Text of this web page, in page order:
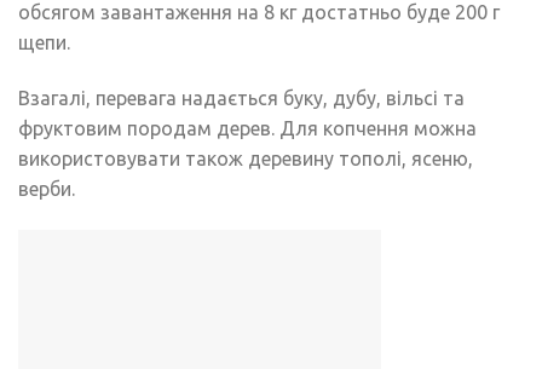
обсягом завантаження на 8 кг достатньо буде 200 г
щепи.
Взагалі, перевага надається буку, дубу, вільсі та
фруктовим породам дерев. Для копчення можна
використовувати також деревину тополі, ясеню,
верби.